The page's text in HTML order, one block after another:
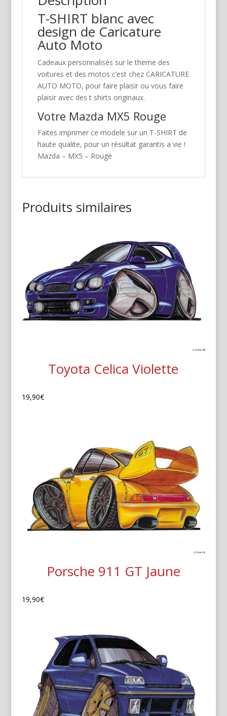
T-SHIRT blanc avec
design de Caricature
Auto Moto
Cadeaux personnalisés sur le theme des
voitures et des motos c’est chez CARICATURE
AUTO MOTO, pour faire plaisir ou vous faire
plaisir avec des t shirts originaux.
Votre Mazda MX5 Rouge
Faites imprimer ce modele sur un T-SHIRT de
haute qualite, pour un résultat garantis a vie !
Mazda – MX5 – Rouge
Produits similaires
Toyota Celica Violette
19,90€
Porsche 911 GT Jaune
19,90€